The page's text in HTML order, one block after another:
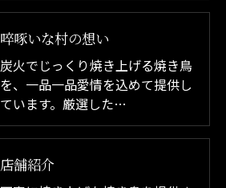
啐啄いな村の想い
炭火でじっくり焼き上げる焼き鳥
を、一品一品愛情を込めて提供し
ています。厳選した…
店舗紹介